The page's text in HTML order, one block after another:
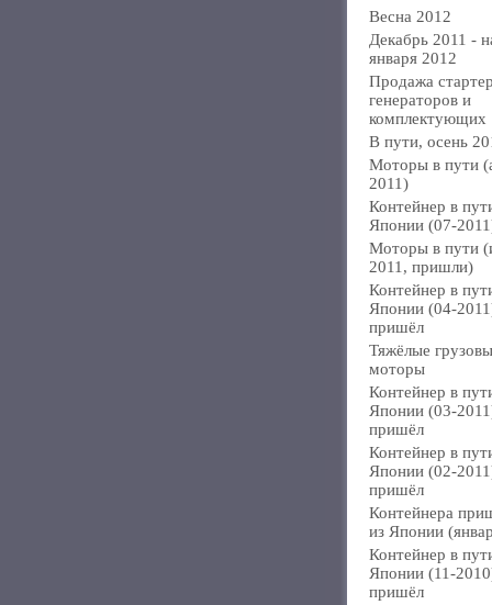
Весна 2012
Декабрь 2011 -
января 2012
Продажа
генераторов и
комплектующих
В пути, осень
Моторы в пути
2011)
Контейнер в
Японии (07-
Моторы в пути
2011, пришли)
Контейнер в
Японии (04-
пришёл
Тяжёлые
моторы
Контейнер в
Японии (03-
пришёл
Контейнер в
Японии (02-
пришёл
Контейнера
из Японии
Контейнер в
Японии (11-
пришёл